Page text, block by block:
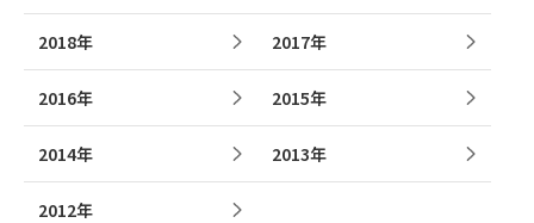
2018年 2017年
2016年 2015年
2014年 2013年
2012年